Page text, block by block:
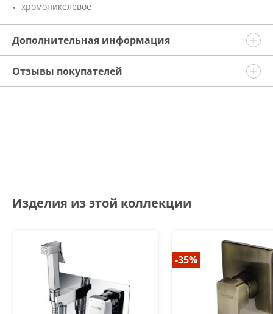
хромоникелевое
Дополнительная информация
Отзывы покупателей
Изделия из этой коллекции
-35%